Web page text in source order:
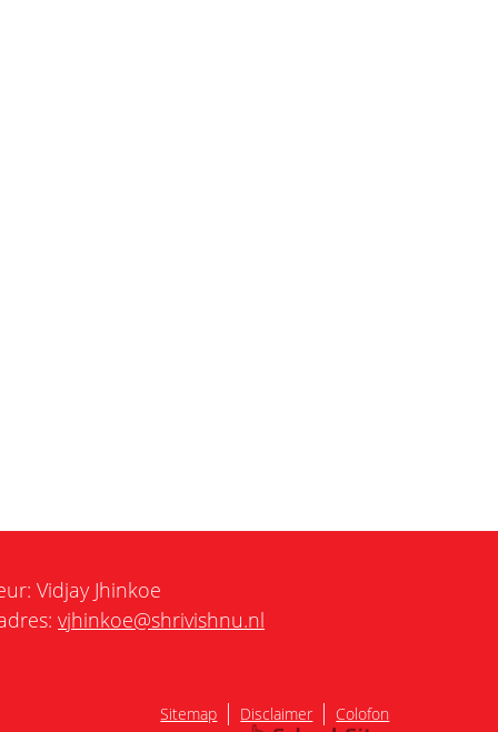
Vidjay Jhinkoe
vjhinkoe@shrivishnu.nl
Sitemap | Disclaimer | Colofon